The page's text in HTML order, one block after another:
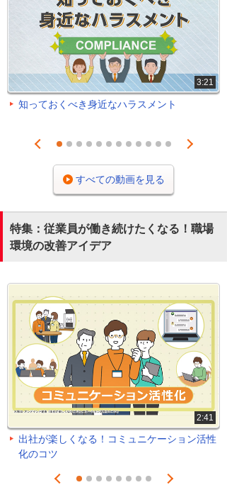
3:21
知っておくべき身近なハラスメント
Prev
1 2 3 4 5 6 7 8 9 101112
Next
すべての動画を見る
特集：従業員が働き続けたくなる！職場
環境の改善アイデア
2:41
出社が楽しくなる！コミュニケーション活性
化のコツ
Prev Next